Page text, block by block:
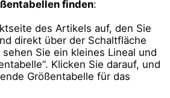
finden:
des Artikels auf, den Sie
direkt über der Schaltfläche
sehen Sie ein kleines Lineal und
Klicken Sie darauf, und
Größentabelle für das